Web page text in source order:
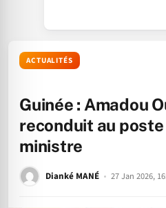
ACTUALITÉS
Guinée : Amadou
reconduit au
ministre
Dianké MANÉ 27 Jan 2026,